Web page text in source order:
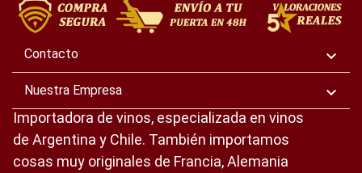
Contacto 
Nuestra Empresa 
Importadora de vinos, especializada en vinos
de Argentina y Chile. También importamos
cosas muy originales de Francia, Alemania